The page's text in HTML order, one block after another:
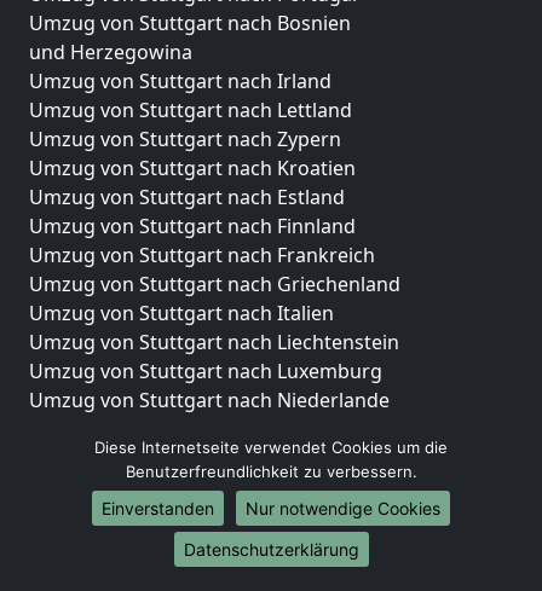
Umzug von Stuttgart nach Bosnien
und Herzegowina
Umzug von Stuttgart nach Irland
Umzug von Stuttgart nach Lettland
Umzug von Stuttgart nach Zypern
Umzug von Stuttgart nach Kroatien
Umzug von Stuttgart nach Estland
Umzug von Stuttgart nach Finnland
Umzug von Stuttgart nach Frankreich
Umzug von Stuttgart nach Griechenland
Umzug von Stuttgart nach Italien
Umzug von Stuttgart nach Liechtenstein
Umzug von Stuttgart nach Luxemburg
Umzug von Stuttgart nach Niederlande
Umzüge-Deutschlandweit
Umzug von Stuttgart nach Berlin
Umzug von Stuttgart nach Hamburg
Umzug von Stuttgart nach München
Diese Internetseite verwendet Cookies um die
Benutzerfreundlichkeit zu verbessern.
Einverstanden
Nur notwendige Cookies
Datenschutzerklärung